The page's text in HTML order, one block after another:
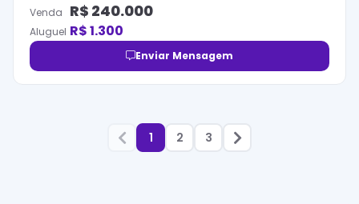
Venda R$ 240.000
Aluguel R$1.300
Enviar Mensagem
1 2 3